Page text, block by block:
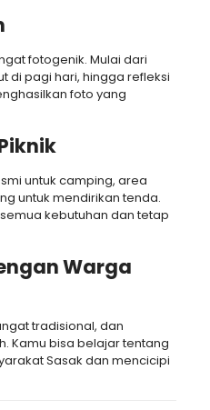
fotogenik. Mulai dari
di pagi hari, hingga refleksi
foto yang
untuk camping, area
untuk mendirikan tenda.
kebutuhan dan tetap
Warga
tradisional, dan
Kamu bisa belajar tentang
Sasak dan mencicipi